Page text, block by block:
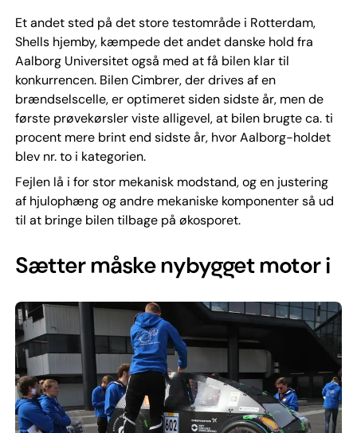
Et andet sted på det store testområde i Rotterdam,
Shells hjemby, kæmpede det andet danske hold fra
Aalborg Universitet også med at få bilen klar til
konkurrencen. Bilen Cimbrer, der drives af en
brændselscelle, er optimeret siden sidste år, men de
første prøvekørsler viste alligevel, at bilen brugte ca. ti
procent mere brint end sidste år, hvor Aalborg-holdet
blev nr. to i kategorien.
Fejlen lå i for stor mekanisk modstand, og en justering
af hjulophæng og andre mekaniske komponenter så ud
til at bringe bilen tilbage på økosporet.
Sætter måske nybygget motor i